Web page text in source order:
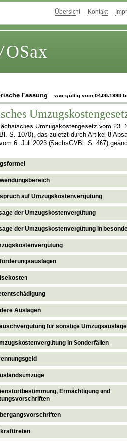
Übersicht Kontakt
Fassung war gültig vom 04.06.1998
Umzugskostengesetz vom 23.
S. 1070), das zuletzt durch Artikel 8
6. Juli 2023 (SächsGVBl. S. 467)
auf Umzugskostenvergütung
der Umzugskostenvergütung
der Umzugskostenvergütung in
Auslagen
für sonstige
in Sonderfällen
Ermächtigung und